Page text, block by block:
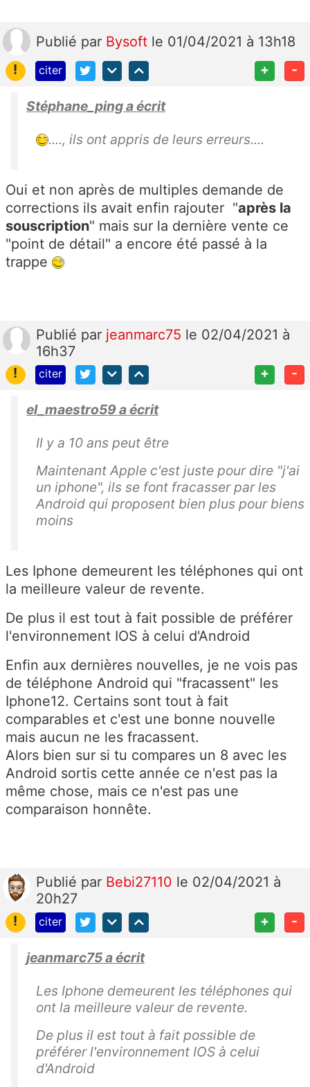
Publié par Bysoft le 01/04/2021 à 13h18
!
citer + -
Stéphane_ping a écrit
...., ils ont appris de leurs erreurs....
Oui et non après de multiples demande de
corrections ils avait enfin rajouter "après la
souscription" mais sur la dernière vente ce
"point de détail" a encore été passé à la
trappe
Publié par jeanmarc75 le 02/04/2021 à
16h37
!
citer + -
el_maestro59 a écrit
Il y a 10 ans peut être
Maintenant Apple c'est juste pour dire "j'ai
un iphone", ils se font fracasser par les
Android qui proposent bien plus pour biens
moins
Les Iphone demeurent les téléphones qui ont
la meilleure valeur de revente.
De plus il est tout à fait possible de préférer
l'environnement IOS à celui d'Android
Enfin aux dernières nouvelles, je ne vois pas
de téléphone Android qui "fracassent" les
Iphone12. Certains sont tout à fait
comparables et c'est une bonne nouvelle
mais aucun ne les fracassent.
Alors bien sur si tu compares un 8 avec les
Android sortis cette année ce n'est pas la
même chose, mais ce n'est pas une
comparaison honnête.
Publié par Bebi27110 le 02/04/2021 à
20h27
!
citer + -
jeanmarc75 a écrit
Les Iphone demeurent les téléphones qui
ont la meilleure valeur de revente.
De plus il est tout à fait possible de
préférer l'environnement IOS à celui
d'Android